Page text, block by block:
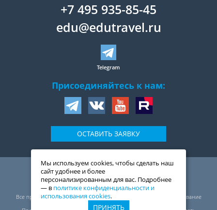
+7 495 935-85-45
edu@edutravel.ru
Telegram
Присоединяйтесь к нам:
ОСТАВИТЬ ЗАЯВКУ
109044,Россия,Москва,
ул. Воронцовская, д. 20,
2-й подъезд, 1-ый этаж
© ООО «Трэвелмарт сервис», 1999—2026
Все права защищены. Перепечатка, полное или частичное копирование
материалов сайта запрещены.
Мы используем cookies, чтобы сделать наш
сайт удобнее и более
персонализированным для вас. Подробнее
— в политике конфиденциальности и
использования cookies.
ПРИНЯТЬ